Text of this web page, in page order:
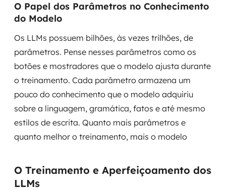
O Papel dos Parâmetros no Conhecimento
do Modelo
Os LLMs possuem bilhões, às vezes trilhões, de
parâmetros. Pense nesses parâmetros como os
botões e mostradores que o modelo ajusta durante
o treinamento. Cada parâmetro armazena um
pouco do conhecimento que o modelo adquiriu
sobre a linguagem, gramática, fatos e até mesmo
estilos de escrita. Quanto mais parâmetros e
quanto melhor o treinamento, mais o modelo
O Treinamento e Aperfeiçoamento dos
LLMs